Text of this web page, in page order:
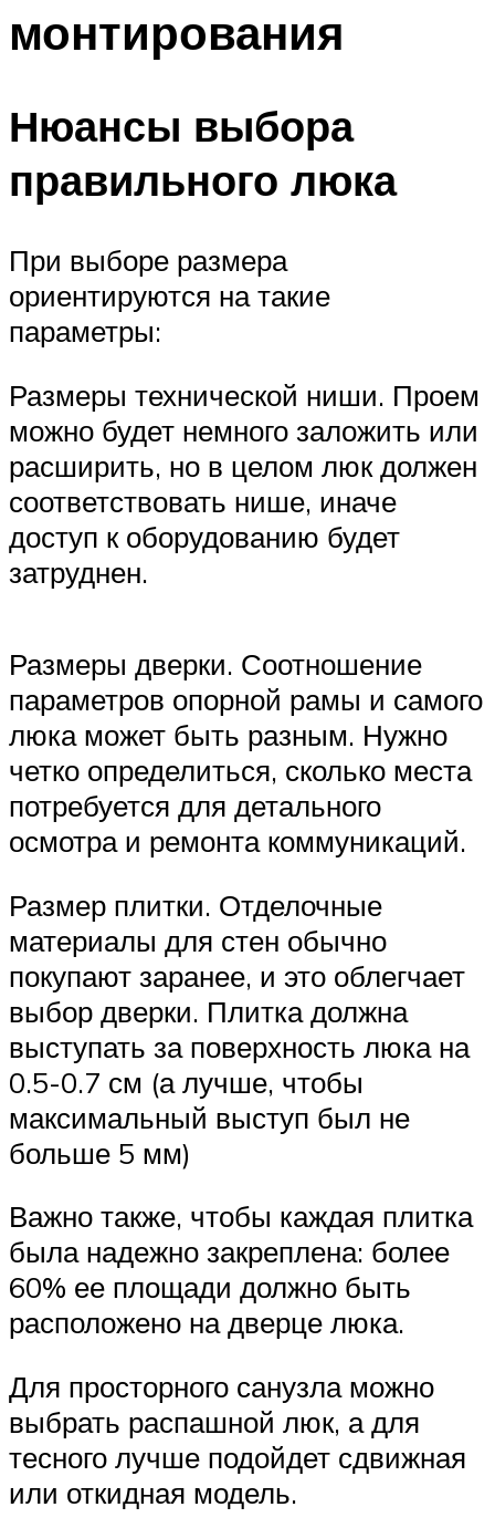
монтирования
Нюансы выбора
правильного люка
При выборе размера
ориентируются на такие
параметры:
Размеры технической ниши. Проем
можно будет немного заложить или
расширить, но в целом люк должен
соответствовать нише, иначе
доступ к оборудованию будет
затруднен.
Размеры дверки. Соотношение
параметров опорной рамы и самого
люка может быть разным. Нужно
четко определиться, сколько места
потребуется для детального
осмотра и ремонта коммуникаций.
Размер плитки. Отделочные
материалы для стен обычно
покупают заранее, и это облегчает
выбор дверки. Плитка должна
выступать за поверхность люка на
0.5-0.7 см (а лучше, чтобы
максимальный выступ был не
больше 5 мм)
Важно также, чтобы каждая плитка
была надежно закреплена: более
60% ее площади должно быть
расположено на дверце люка.
Для просторного санузла можно
выбрать распашной люк, а для
тесного лучше подойдет сдвижная
или откидная модель.